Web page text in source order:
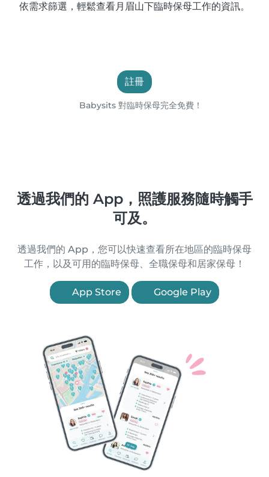
依需求篩選，輕鬆查看月眉山下臨時保母工作的資訊。
註冊
Babysits 對臨時保母完全免費！
透過我們的 App，照護服務隨時觸手
可及。
透過我們的 App，您可以快速查看所在地區的臨時保母
工作，以及可用的臨時保母、全職保母和居家保母！
App Store Google Play